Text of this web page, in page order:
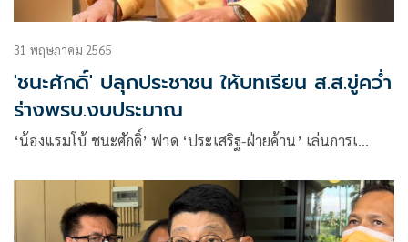
31 พฤษภาคม 2565
'ชนะศักดิ์' ปลุกประชาชน ให้บทเรียน ส.ส.ขู่คว่ำ
ร่างพรบ.งบประมาณ
‘น้องแรมโบ้ ชนะศักดิ์’ ฟาด ‘ประเสริฐ-ฝ่ายค้าน’ เล่นการเ…